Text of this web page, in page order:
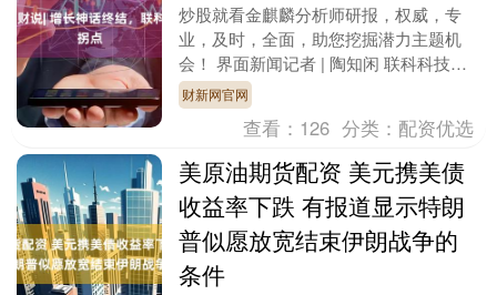
炒股就看金麒麟分析师研报，权威，专
业，及时，全面，助您挖掘潜力主题机
会！ 界面新闻记者 | 陶知闲 联科科技
（001207.SZ）正经历一场前所未有的增
长危机。....
财新网官网
查看： 126 分类： 配资优选
美原油期货配资 美元携美债
收益率下跌 有报道显示特朗
普似愿放宽结束伊朗战争的
条件